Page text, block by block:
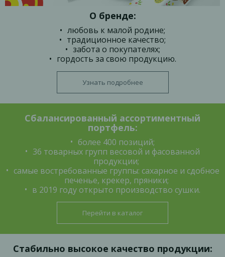
О бренде:
любовь к малой родине;
традиционное качество;
забота о покупателях;
гордость за свою продукцию.
Узнать подробнее
Сбалансированный ассортиментный
портфель:
более 400 позиций;
36 товарных групп весовой и фасованной
продукции;
самые востребованные группы: сахарное и сдобное
печенье, крекер, пряники;
в 2019 году открыто производство сушки.
Перейти в каталог
Стабильно высокое качество продукции: